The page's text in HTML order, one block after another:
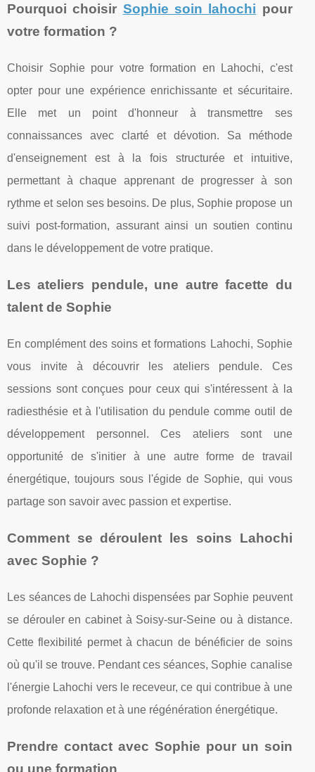
Pourquoi choisir Sophie soin lahochi pour
votre formation ?
Choisir Sophie pour votre formation en Lahochi, c'est
opter pour une expérience enrichissante et sécuritaire.
Elle met un point d'honneur à transmettre ses
connaissances avec clarté et dévotion. Sa méthode
d'enseignement est à la fois structurée et intuitive,
permettant à chaque apprenant de progresser à son
rythme et selon ses besoins. De plus, Sophie propose un
suivi post-formation, assurant ainsi un soutien continu
dans le développement de votre pratique.
Les ateliers pendule, une autre facette du
talent de Sophie
En complément des soins et formations Lahochi, Sophie
vous invite à découvrir les ateliers pendule. Ces
sessions sont conçues pour ceux qui s'intéressent à la
radiesthésie et à l'utilisation du pendule comme outil de
développement personnel. Ces ateliers sont une
opportunité de s'initier à une autre forme de travail
énergétique, toujours sous l'égide de Sophie, qui vous
partage son savoir avec passion et expertise.
Comment se déroulent les soins Lahochi
avec Sophie ?
Les séances de Lahochi dispensées par Sophie peuvent
se dérouler en cabinet à Soisy-sur-Seine ou à distance.
Cette flexibilité permet à chacun de bénéficier de soins
où qu'il se trouve. Pendant ces séances, Sophie canalise
l'énergie Lahochi vers le receveur, ce qui contribue à une
profonde relaxation et à une régénération énergétique.
Prendre contact avec Sophie pour un soin
ou une formation